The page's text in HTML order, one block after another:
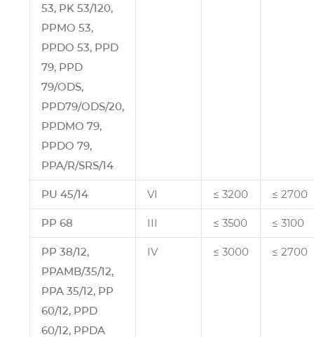
53, PK 53/120,
PPMO 53,
PPDO 53, PPD
79, PPD
79/ODS,
PPD79/ODS/20,
PPDMO 79,
PPDO 79,
PPA/R/SRS/14
PU 45/14 VI ≤ 3200 ≤ 2700
PP 68 III ≤ 3500 ≤ 3100
PP 38/12,
PPAMB/35/12,
PPA 35/12, PP
60/12, PPD
60/12, PPDA
IV ≤ 3000 ≤ 2700